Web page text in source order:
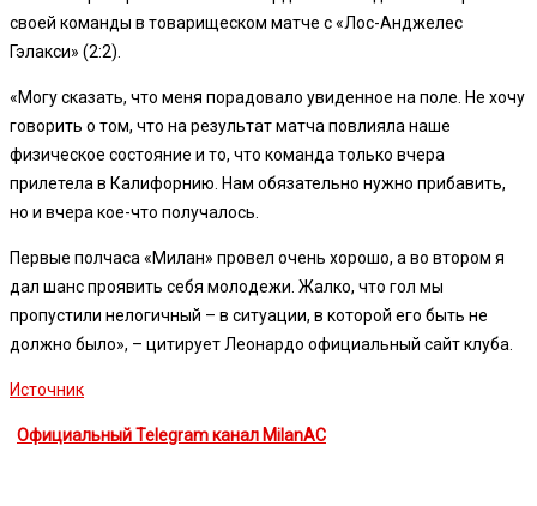
своей команды в товарищеском матче с «Лос-Анджелес
Гэлакси» (2:2).
«Могу сказать, что меня порадовало увиденное на поле. Не хочу
говорить о том, что на результат матча повлияла наше
физическое состояние и то, что команда только вчера
прилетела в Калифорнию. Нам обязательно нужно прибавить,
но и вчера кое-что получалось.
Первые полчаса «Милан» провел очень хорошо, а во втором я
дал шанс проявить себя молодежи. Жалко, что гол мы
пропустили нелогичный – в ситуации, в которой его быть не
должно было», – цитирует Леонардо официальный сайт клуба.
Источник
Официальный Telegram канал MilanAC